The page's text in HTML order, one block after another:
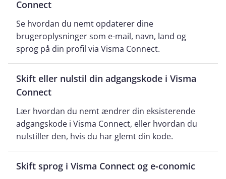
Connect
Se hvordan du nemt opdaterer dine
brugeroplysninger som e-mail, navn, land og
sprog på din profil via Visma Connect.
Skift eller nulstil din adgangskode i Visma
Connect
Lær hvordan du nemt ændrer din eksisterende
adgangskode i Visma Connect, eller hvordan du
nulstiller den, hvis du har glemt din kode.
Skift sprog i Visma Connect og e‑conomic